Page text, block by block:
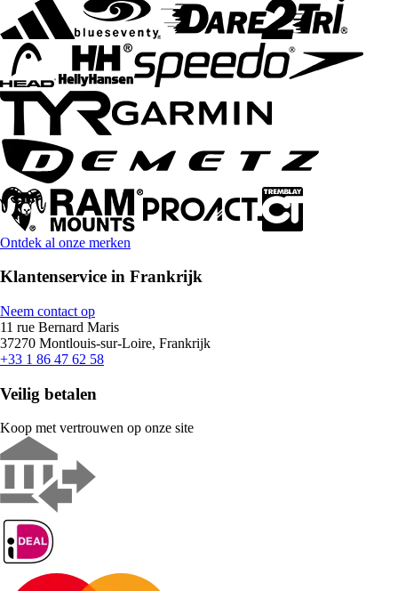
Ontdek al onze merken
Klantenservice in Frankrijk
Neem contact op
11 rue Bernard Maris
37270 Montlouis-sur-Loire, Frankrijk
+33 1 86 47 62 58
Veilig betalen
Koop met vertrouwen op onze site